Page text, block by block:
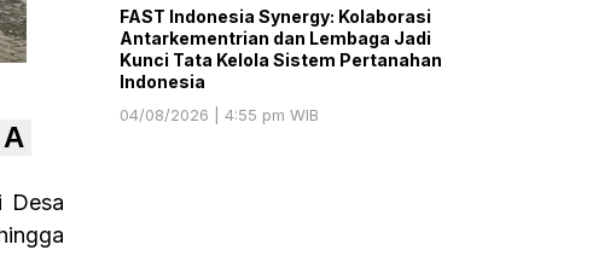
A
Desa
FAST Indonesia Synergy: Kolaborasi
Antarkementrian dan Lembaga Jadi
Kunci Tata Kelola Sistem Pertanahan
Indonesia
04/08/2026 | 4:55 pm WIB